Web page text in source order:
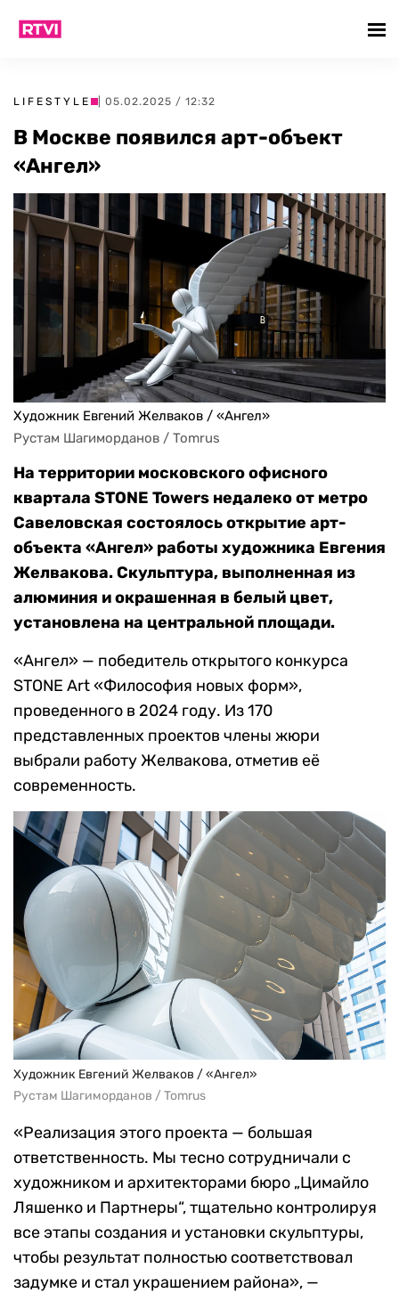
LIFESTYLE | 05.02.2025 / 12:32
В Москве появился арт-объект
«Ангел»
Художник Евгений Желваков / «Ангел»
Рустам Шагиморданов / Tomrus
На территории московского офисного
квартала STONE Towers недалеко от метро
Савеловская состоялось открытие арт-
объекта «Ангел» работы художника Евгения
Желвакова. Скульптура, выполненная из
алюминия и окрашенная в белый цвет,
установлена на центральной площади.
«Ангел» — победитель открытого конкурса
STONE Art «Философия новых форм»,
проведенного в 2024 году. Из 170
представленных проектов члены жюри
выбрали работу Желвакова, отметив её
современность.
Художник Евгений Желваков / «Ангел»
Рустам Шагиморданов / Tomrus
«Реализация этого проекта — большая
ответственность. Мы тесно сотрудничали с
художником и архитекторами бюро „Цимайло
Ляшенко и Партнеры“, тщательно контролируя
все этапы создания и установки скульптуры,
чтобы результат полностью соответствовал
задумке и стал украшением района», —